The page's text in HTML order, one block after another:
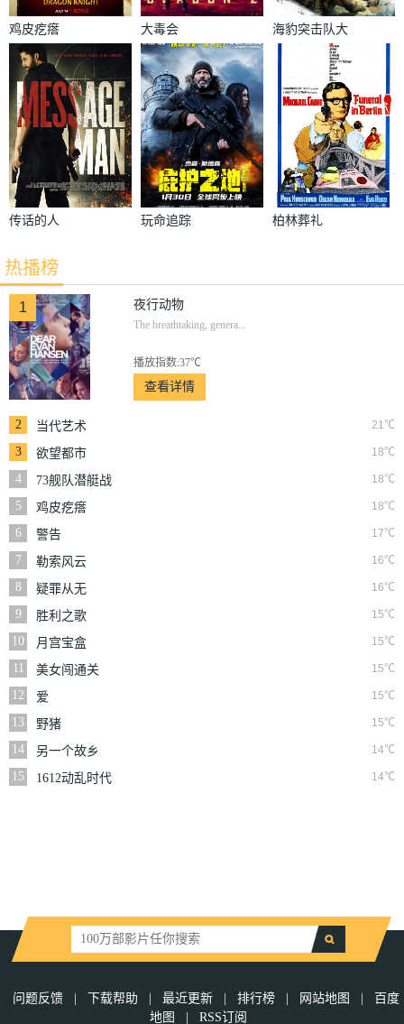
鸡皮疙瘩 大毒会
海豹突击队大
战僵尸
传话的人 玩命追踪 柏林葬礼
热播榜
1 夜行动物
The breathtaking, genera...
播放指数:37℃
查看详情
2 21℃
当代艺术
3
18℃
欲望都市
4
18℃
73舰队潜艇战
5
18℃
鸡皮疙瘩
6
17℃
警告
7
16℃
勒索风云
8
16℃
疑罪从无
9
15℃
胜利之歌
10
15℃
月宫宝盒
11
15℃
美女闯通关
12
15℃
爱
13
15℃
野猪
14
14℃
另一个故乡
15
14℃
1612动乱时代
问题反馈 下载帮助 最近更新 排行榜 网站地图
百度
地图
RSS订阅